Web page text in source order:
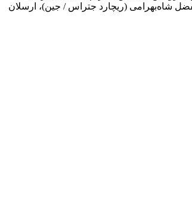
شاه‌بهرامی (ریچارد جتراس / جین)، ارسلان